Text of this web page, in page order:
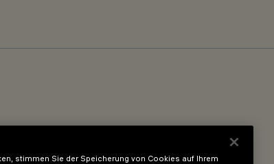
stimmen Sie der Speicherung von Cookies auf Ihrem